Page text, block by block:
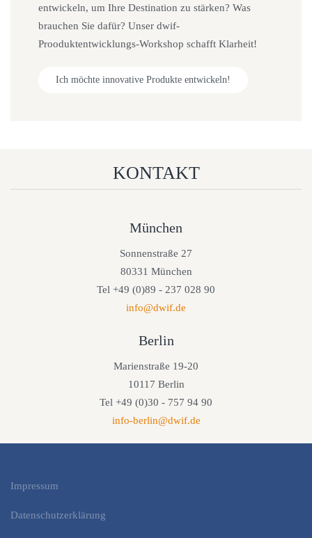
entwickeln, um Ihre Destination zu stärken? Was
brauchen Sie dafür? Unser dwif-
Prooduktentwicklungs-Workshop schafft Klarheit!
Ich möchte innovative Produkte entwickeln!
KONTAKT
München
Sonnenstraße 27
80331 München
Tel +49 (0)89 - 237 028 90
info@dwif.de
Berlin
Marienstraße 19-20
10117 Berlin
Tel +49 (0)30 - 757 94 90
info-berlin@dwif.de
Impressum
Datenschutzerklärung